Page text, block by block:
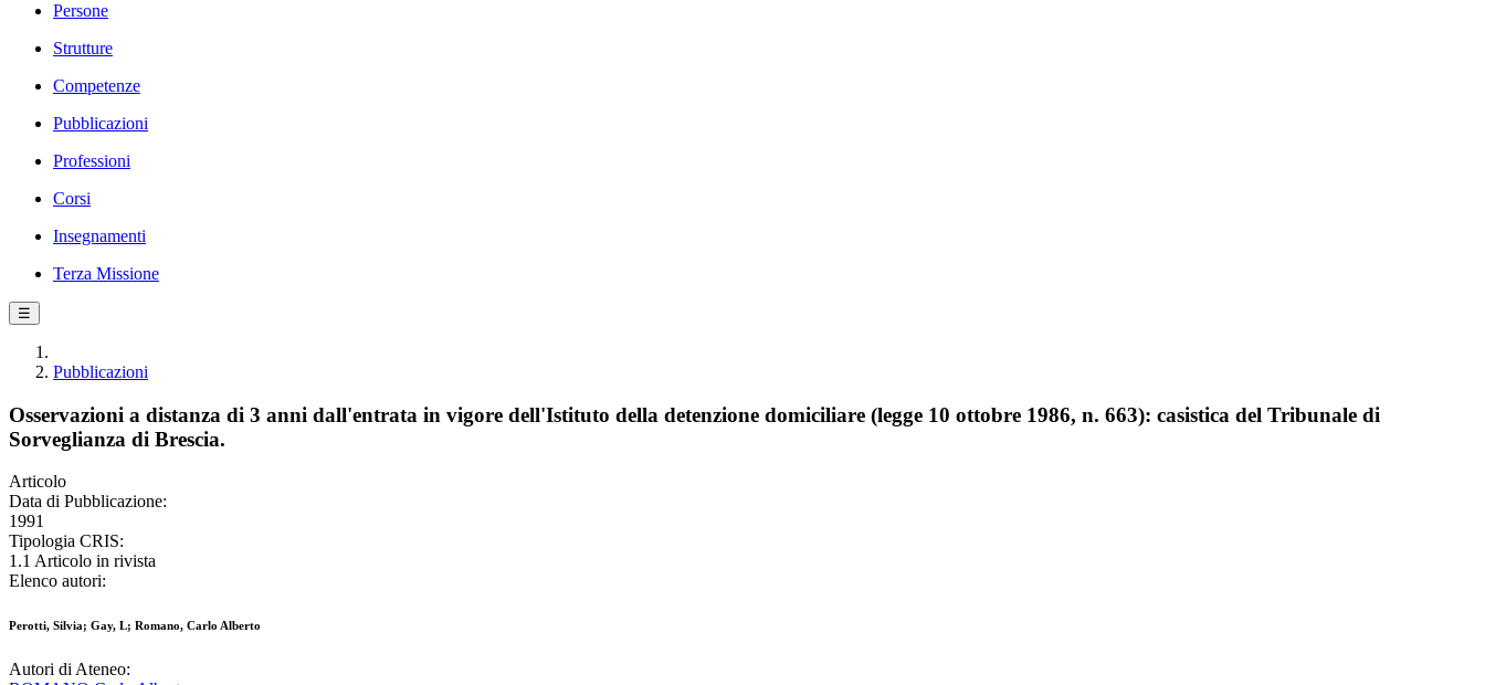
Persone
Strutture
Competenze
Pubblicazioni
Professioni
Corsi
Insegnamenti
Terza Missione
☰
Pubblicazioni
Osservazioni a distanza di 3 anni dall'entrata in vigore dell'Istituto della detenzione domiciliare (legge 10 ottobre 1986, n. 663): casistica del Tribunale di
Sorveglianza di Brescia.
Articolo
Data di Pubblicazione:
1991
Tipologia CRIS:
1.1 Articolo in rivista
Elenco autori:
Perotti, Silvia; Gay, L; Romano, Carlo Alberto
Autori di Ateneo: